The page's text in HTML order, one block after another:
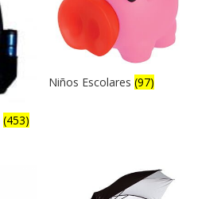
(453)
Niños Escolares(97)